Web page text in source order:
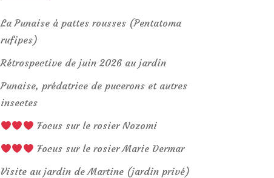
La Punaise à pattes rousses (Pentatoma
rufipes)
Rétrospective de juin 2026 au jardin
Punaise, prédatrice de pucerons et autres
insectes
Focus sur le rosier Nozomi
Focus sur le rosier Marie Dermar
Visite au jardin de Martine (jardin privé)